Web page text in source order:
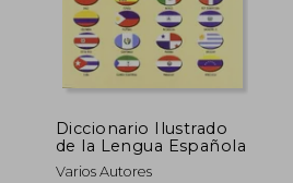
Diccionario Ilustrado
de la Lengua Española
Varios Autores